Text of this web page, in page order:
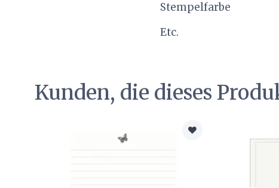
Stempelfarbe
Etc.
Kunden, die dieses